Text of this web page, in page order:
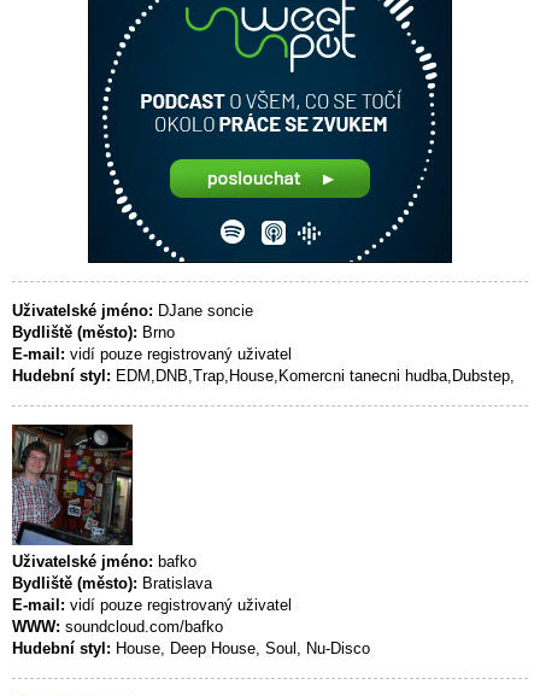
Uživatelské jméno: DJane soncie
Bydliště (město): Brno
E-mail: vidí pouze registrovaný uživatel
Hudební styl: EDM,DNB,Trap,House,Komercni tanecni hudba,Dubstep,
Uživatelské jméno: bafko
Bydliště (město): Bratislava
E-mail: vidí pouze registrovaný uživatel
WWW: soundcloud.com/bafko
Hudební styl: House, Deep House, Soul, Nu-Disco